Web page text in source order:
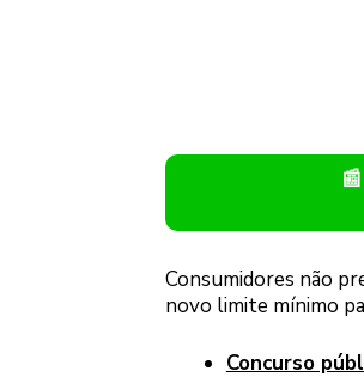
Consumidores não
novo limite mínimo
Concurso